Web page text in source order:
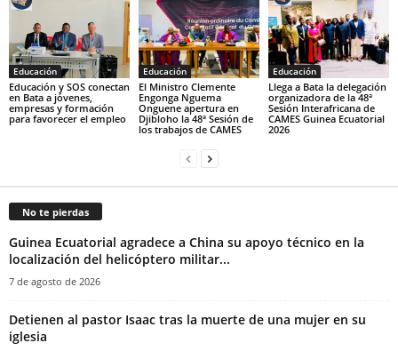
Educación
Educación y SOS conectan
en Bata a jóvenes,
empresas y formación
para favorecer el empleo
Educación
‎El Ministro Clemente
Engonga Nguema
Onguene apertura en
Djibloho la 48ª Sesión de
los trabajos de CAMES‎
Educación
‎Llega a Bata la delegación
organizadora de la 48ª
Sesión Interafricana de
CAMES Guinea Ecuatorial
2026‎
No te pierdas
Guinea Ecuatorial agradece a China su apoyo técnico en la
localización del helicóptero militar...
7 de agosto de 2026
‎Detienen al pastor Isaac tras la muerte de una mujer en su
iglesia‎